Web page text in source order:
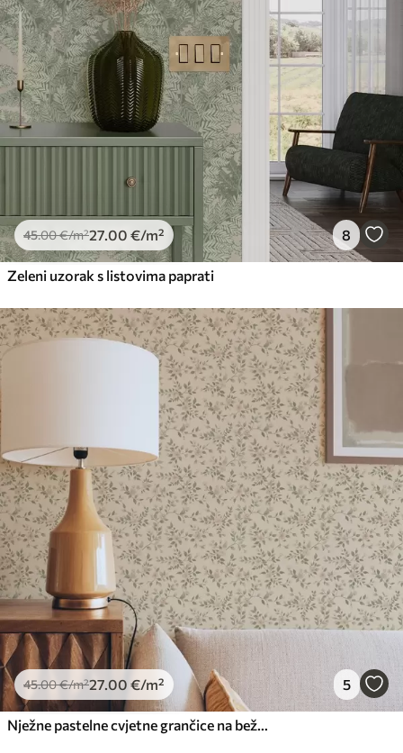
45.00€/m²27.00 €/m² 8
Zeleni uzorak s listovima paprati
45.00€/m²27.00 €/m² 5
Nježne pastelne cvjetne grančice na bež pozadini